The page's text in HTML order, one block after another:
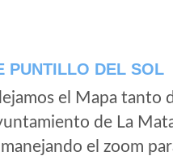
PUNTILLO DEL SOL
el Mapa tanto
de La
el zoom